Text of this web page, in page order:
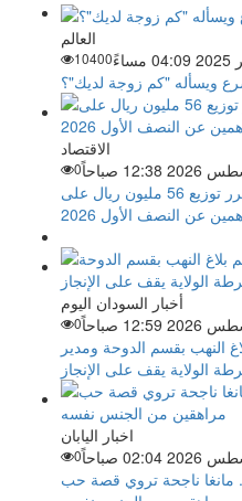
العالم
10400
ويسأله "كم زوجة لديك"؟
الاقتصاد
0
أسمنت المدينة السعودية تقرر توزيع 56 مليون ريال على
عن النصف الأول 2026
أخبار السودان اليوم
0
النهب بقسم الدوحة ومدير
الولاية يقف على الإنجاز
اخبار اليابان
0
مانغا ناجحة تروي قصة حب